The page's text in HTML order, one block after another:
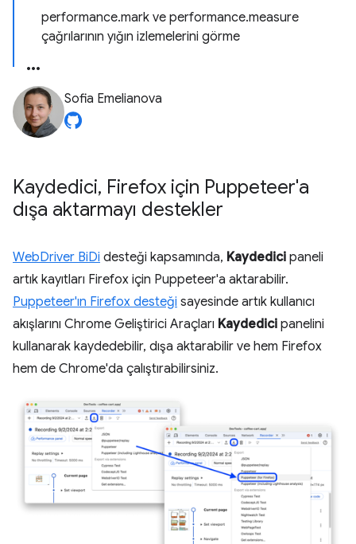
performance.mark ve performance.measure
çağrılarının yığın izlemelerini görme
Sofia Emelianova
Kaydedici, Firefox için Puppeteer'a
dışa aktarmayı destekler
WebDriver BiDi desteği kapsamında, Kaydedici paneli
artık kayıtları Firefox için Puppeteer'a aktarabilir.
Puppeteer'ın Firefox desteği sayesinde artık kullanıcı
akışlarını Chrome Geliştirici Araçları Kaydedici panelini
kullanarak kaydedebilir, dışa aktarabilir ve hem Firefox
hem de Chrome'da çalıştırabilirsiniz.